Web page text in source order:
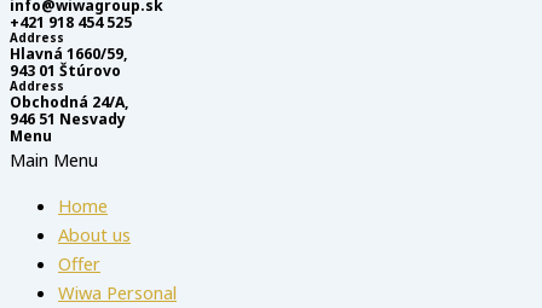
info@wiwagroup.sk
+421 918 454 525
Address
Hlavná 1660/59,
943 01 Štúrovo
Address
Obchodná 24/A,
946 51 Nesvady
Menu
Main Menu
Home
About us
Offer
Wiwa Personal